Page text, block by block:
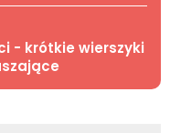
- krótkie wierszyki